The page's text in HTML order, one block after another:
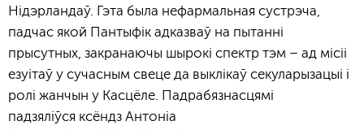
Нідэрландаў. Гэта была нефармальная сустрэча,
падчас якой Пантыфік адказваў на пытанні
прысутных, закранаючы шырокі спектр тэм – ад місіі
езуітаў у сучасным свеце да выклікаў секуларызацыі і
ролі жанчын у Касцёле. Падрабязнасцямі
падзяліўся ксёндз Антоніа